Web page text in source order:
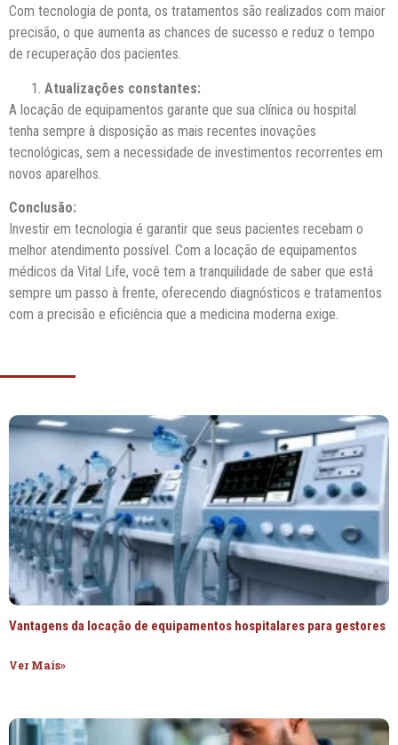
Com tecnologia de ponta, os tratamentos são realizados com maior
precisão, o que aumenta as chances de sucesso e reduz o tempo
de recuperação dos pacientes.
Atualizações constantes:
A locação de equipamentos garante que sua clínica ou hospital
tenha sempre à disposição as mais recentes inovações
tecnológicas, sem a necessidade de investimentos recorrentes em
novos aparelhos.
Conclusão:
Investir em tecnologia é garantir que seus pacientes recebam o
melhor atendimento possível. Com a locação de equipamentos
médicos da Vital Life, você tem a tranquilidade de saber que está
sempre um passo à frente, oferecendo diagnósticos e tratamentos
com a precisão e eficiência que a medicina moderna exige.
Vantagens da locação de equipamentos hospitalares para gestores
Ver Mais»